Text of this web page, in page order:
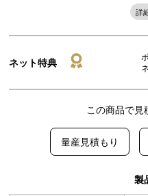
詳
ネット特典
この商品で見
量産見積もり
製